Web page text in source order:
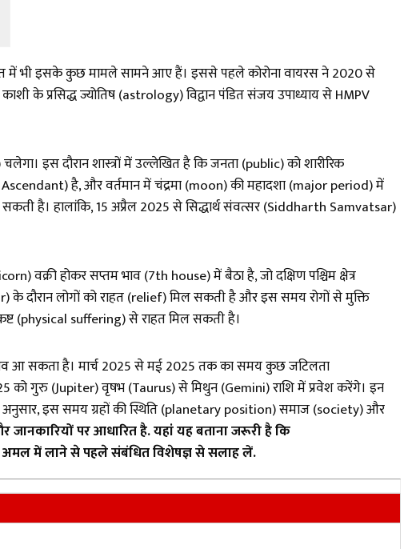
में भी इसके कुछ मामले सामने आए हैं। इससे पहले कोरोना वायरस ने 2020 से
के प्रसिद्ध ज्योतिष (astrology) विद्वान पंडित संजय उपाध्याय से HMPV
इस दौरान शास्त्रों में उल्लेखित है कि जनता (public) को शारीरिक
है, और वर्तमान में चंद्रमा (moon) की महादशा (major period) में
है। हालांकि, 15 अप्रैल 2025 से सिद्धार्थ संवत्सर (Siddharth Samvatsar)
वक्री होकर सप्तम भाव (7th house) में बैठा है, जो दक्षिण पश्चिम क्षेत्र
के दौरान लोगों को राहत (relief) मिल सकती है और इस समय रोगों से मुक्ति
(physical suffering) से राहत मिल सकती है।
आ सकता है। मार्च 2025 से मई 2025 तक का समय कुछ जटिलता
गुरु (Jupiter) वृषभ (Taurus) से मिथुन (Gemini) राशि में प्रवेश करेंगे। इन
इस समय ग्रहों की स्थिति (planetary position) समाज (society) और
पर आधारित है. यहां यह बताना जरूरी है कि
अमल में लाने से पहले संबंधित विशेषज्ञ से सलाह लें.